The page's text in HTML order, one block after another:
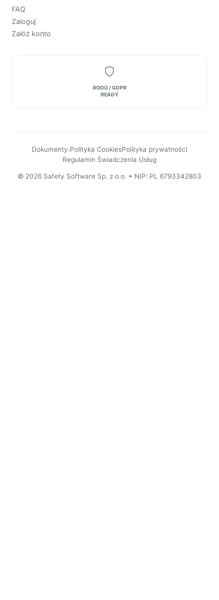
FAQ
Zaloguj
Załóż konto
RODO / GDPR
READY
Dokumenty:Polityka CookiesPolityka prywatności
Regulamin Świadczenia Usług
© 2026 Safety Software Sp. z o.o. • NIP: PL 6793342803